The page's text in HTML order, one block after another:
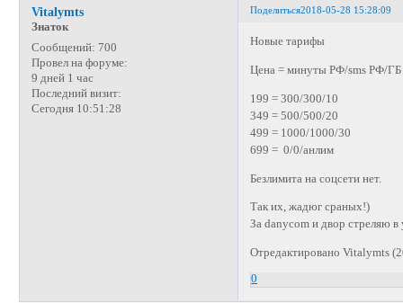
Поделиться2018-05-28 15:28:09
Vitalymts
Знаток
Сообщений: 700
Провел на форуме:
9 дней 1 час
Последний визит:
Сегодня 10:51:28
Новые тарифы
Цена = минуты РФ/sms РФ/ГБ
199 = 300/300/10
349 = 500/500/20
499 = 1000/1000/30
699 = 0/0/анлим
Безлимита на соцсети нет.
Так их, жадюг сраных!)
За danycom и двор стреляю в
Отредактировано Vitalymts
0